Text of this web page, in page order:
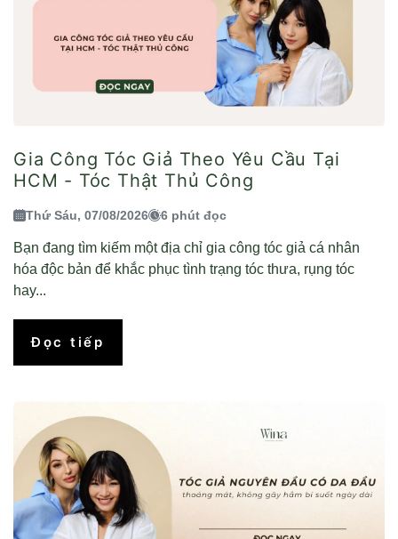
Gia Công Tóc Giả Theo Yêu Cầu Tại
HCM - Tóc Thật Thủ Công
Thứ Sáu, 07/08/2026 6 phút đọc
Bạn đang tìm kiếm một địa chỉ gia công tóc giả cá nhân
hóa độc bản để khắc phục tình trạng tóc thưa, rụng tóc
hay...
Đọc tiếp